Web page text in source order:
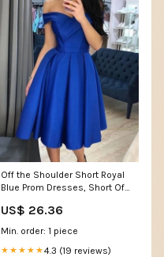
Off the Shoulder Short Royal
Blue Prom Dresses, Short Off
US$ 26.36
Min. order: 1 piece
★★★★★4.3 (19 reviews)